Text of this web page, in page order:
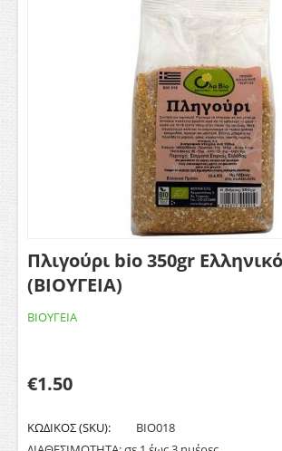
Πλιγούρι bio 350gr Ελληνικό
(ΒΙΟΥΓΕΙΑ)
ΒΙΟΥΓΕΙΑ
€1.50
ΚΩΔΙΚΟΣ (SKU):
ΒΙΟ018